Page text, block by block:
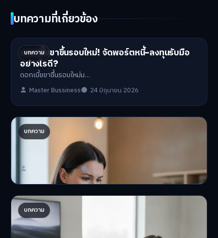
บทความที่เกี่ยวข้อง
บทความ
ดอกเบี้ยขาขึ้นรอบใหม่! จัดพอร์ตหนี้-ลงทุนรับมือ
อย่างไรดี?
ดอกเบี้ยขาขึ้นรอบใหม่ม…
Master Bussiness 24 มิถุนายน 2026
บทความ
ปรับพอร์ตรับ ‘เงินดิจิทัล 2.0’ จัดสรรงบอย่างไรไม่
ให้พัง
'เงินดิจิทัล 2.0' มาแล…
Master Bussiness 23 มิถุนายน 2026
บทความ
AI จัดพอร์ตให้ปัง! เทรนด์ลงทุนยุคใหม่ ไม่ต้องเฝ้า
จอ
AI จัดพอร์ตให้ปัง! หมด…